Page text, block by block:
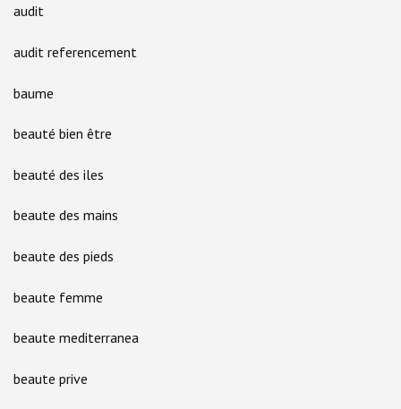
audit
audit referencement
baume
beauté bien être
beauté des iles
beaute des mains
beaute des pieds
beaute femme
beaute mediterranea
beaute prive